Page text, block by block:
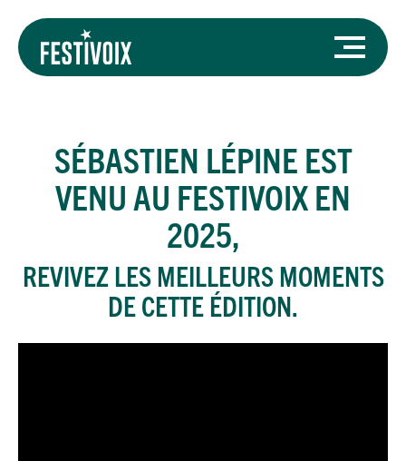
SÉBASTIEN LÉPINE EST
VENU AU FESTIVOIX EN
2025,
REVIVEZ LES MEILLEURS MOMENTS
DE CETTE ÉDITION.